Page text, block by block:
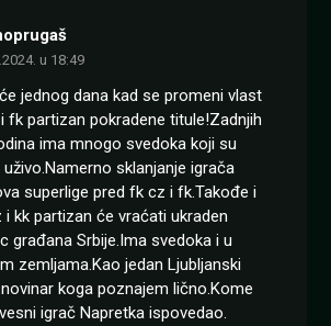
u 18:49
jednog dana kad se promeni vlast
fk partizan pokradene titule!Zadnjih
ima mnogo svedoka koji su
uživo.Namerno sklanjanje igrača
superlige pred fk cz i fk.Takođe i
i kk partizan će vraćati ukraden
građana Srbije.Ima svedoka i u
zemljama.Kao jedan Ljubljanski
koga poznajem lično.Kome
igrač Napretka ispovedao.